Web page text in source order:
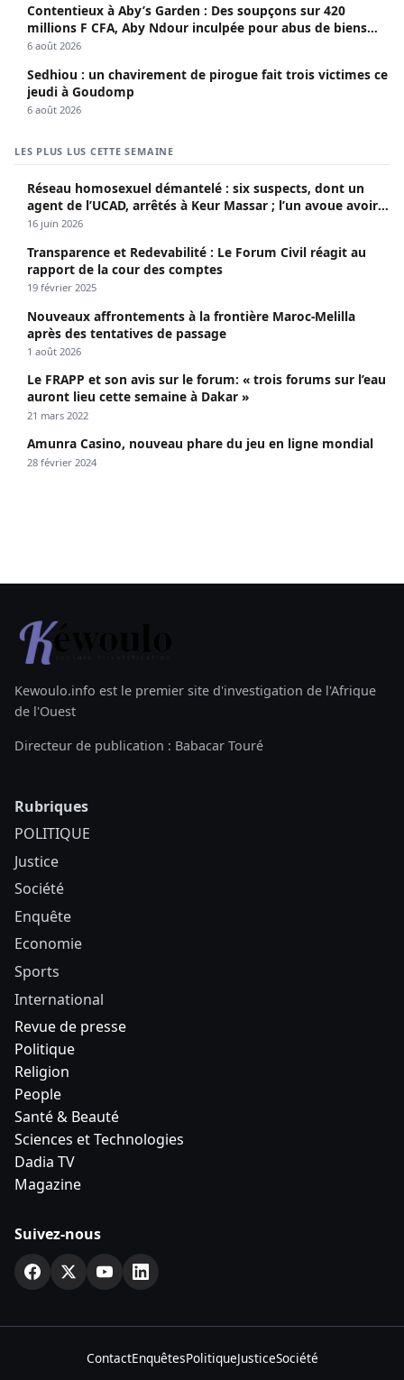
Contentieux à Aby’s Garden : Des soupçons sur 420
millions F CFA, Aby Ndour inculpée pour abus de biens
sociaux
6 août 2026
Sedhiou : un chavirement de pirogue fait trois victimes ce
jeudi à Goudomp
6 août 2026
LES PLUS LUS CETTE SEMAINE
Réseau homosexuel démantelé : six suspects, dont un
agent de l’UCAD, arrêtés à Keur Massar ; l’un avoue avoir
propagé le VIH depuis 2018
16 juin 2026
Transparence et Redevabilité : Le Forum Civil réagit au
rapport de la cour des comptes
19 février 2025
Nouveaux affrontements à la frontière Maroc-Melilla
après des tentatives de passage
1 août 2026
Le FRAPP et son avis sur le forum: « trois forums sur l’eau
auront lieu cette semaine à Dakar »
21 mars 2022
Amunra Casino, nouveau phare du jeu en ligne mondial
28 février 2024
Kewoulo.info est le premier site d'investigation de l'Afrique
de l'Ouest
Directeur de publication : Babacar Touré
Rubriques
POLITIQUE
Justice
Société
Enquête
Economie
Sports
International
Revue de presse
Politique
Religion
People
Santé & Beauté
Sciences et Technologies
Dadia TV
Magazine
Suivez-nous
ContactEnquêtesPolitiqueJusticeSociété